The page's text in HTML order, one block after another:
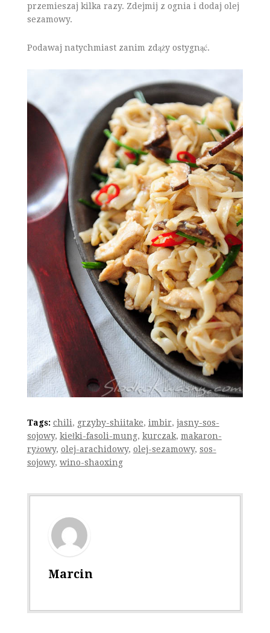
przemieszaj kilka razy. Zdejmij z ognia i dodaj olej
sezamowy.
Podawaj natychmiast zanim zdąży ostygnąć.
Tags: chili, grzyby-shiitake, imbir, jasny-sos-
sojowy, kiełki-fasoli-mung, kurczak, makaron-
ryżowy, olej-arachidowy, olej-sezamowy, sos-
sojowy, wino-shaoxing
Marcin